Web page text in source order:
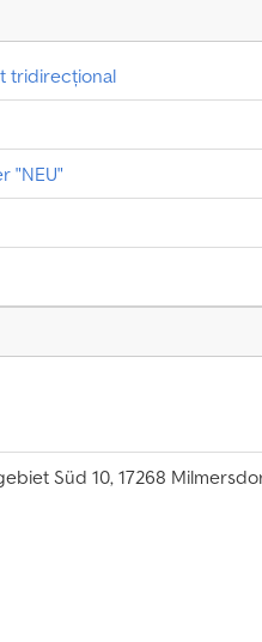
tridirecțional
"NEU"
Süd 10, 17268